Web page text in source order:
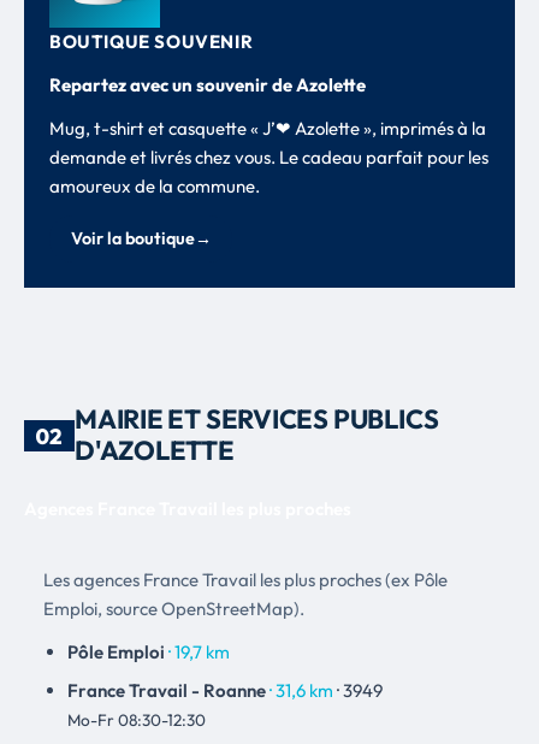
BOUTIQUE SOUVENIR
Repartez avec un souvenir de Azolette
Mug, t-shirt et casquette « J’❤ Azolette », imprimés à la
demande et livrés chez vous. Le cadeau parfait pour les
amoureux de la commune.
Voir la boutique→
02
MAIRIE ET SERVICES PUBLICS
D'AZOLETTE
Les agences France Travail les plus proches (ex Pôle
Emploi, source OpenStreetMap).
Pôle Emploi · 19,7 km
France Travail - Roanne· 31,6 km · 3949
Mo-Fr 08:30-12:30